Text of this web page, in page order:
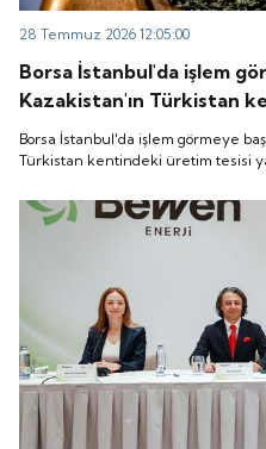
28 Temmuz 2026 12:05:00
Borsa İstanbul'da işlem
Kazakistan'ın Türkistan
yatırımının temelini
Borsa İstanbul'da işlem görmeye
Türkistan kentindeki üretim tesisi